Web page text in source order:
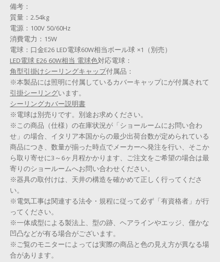
備考：
質量：2.54kg
電源：100V 50/60Hz
消費電力：15W
電球：口金E26 LED電球60W相当ボール球 ×1（別売）
対応電球：
LED電球 E26 60W相当 電球色
付属品：
角型引掛けシーリングキャップ
※本製品には照明に付属しているカバーキャップに
引掛シーリング
が付属されて
います。
シーリングカバー説明書
※電球は別売りです。別途お求めください。
※この商品（仕様）の在庫状況が「ショールームにお問い合わ
せ」の場合、イタリア本国からの最少出荷台数が定められている
商品につき、数量が揃った時点でメーカーへ発注を行い、そこか
ら取り寄せに3～6ヶ月程かかります、ご注文をご希望の場合は最
寄りのショールームへお問い合わせください。
※器具の取付けは、天井の構造を確かめて正しく行ってくださ
い。
※電気工事は関連する法令・規程に従って必ず「有資格者」が行
ってください。
※一体成型による製法上、型の跡、ヘアラインやエッジ、僅かな
凹凸などが有る場合がございます。
※ご覧のモニターによっては実際の商品と色の見え方が異なる場
合があります。